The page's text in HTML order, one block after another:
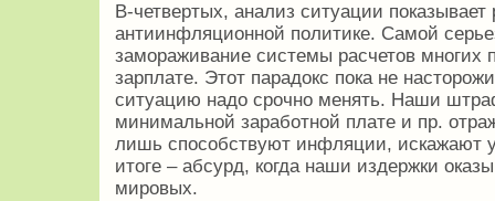
В-четвертых, анализ ситуации
антиинфляционной политике. Самой
замораживание системы расчетов многих
зарплате. Этот парадокс пока не
ситуацию надо срочно менять. Наши
минимальной заработной плате и пр.
лишь способствуют инфляции, искажают
итоге – абсурд, когда наши издержки
мировых.